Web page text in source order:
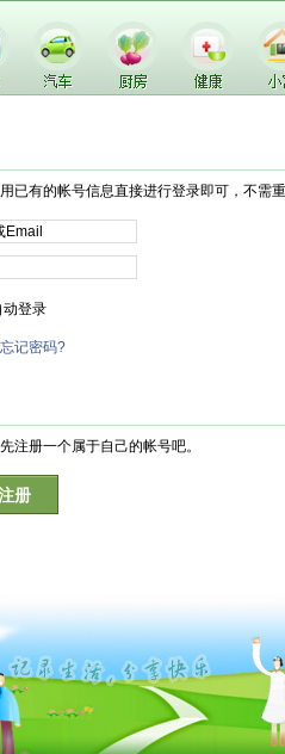
已有的帐号信息直接进行登录即可，不需
动登录
忘记密码?
注册一个属于自己的帐号吧。
册